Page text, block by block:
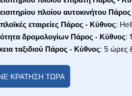
πλοίου αυτοκινήτου
εταιρείες Πάρος - Κύθνος:
δρομολογίων Πάρος - Κύθνος:
ταξιδιού Πάρος - Κύθνος: 5 ώρες
ΚΡΑΤΗΣΗ ΤΩΡΑ